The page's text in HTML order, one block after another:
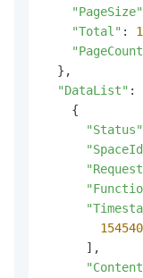
"PageSize"
"Total" : 1
  },
"DataList" :
    {
"Status"
      ],